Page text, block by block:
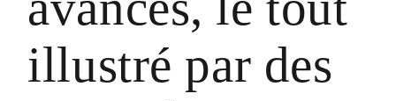
illustré par des